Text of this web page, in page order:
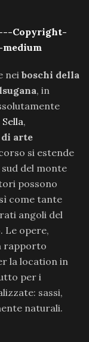
nei boschi della
, in
,
arte
si estende
del monte
possono
come tante
angoli del
Le opere,
rapporto
la location in
per i
sassi,
naturali.